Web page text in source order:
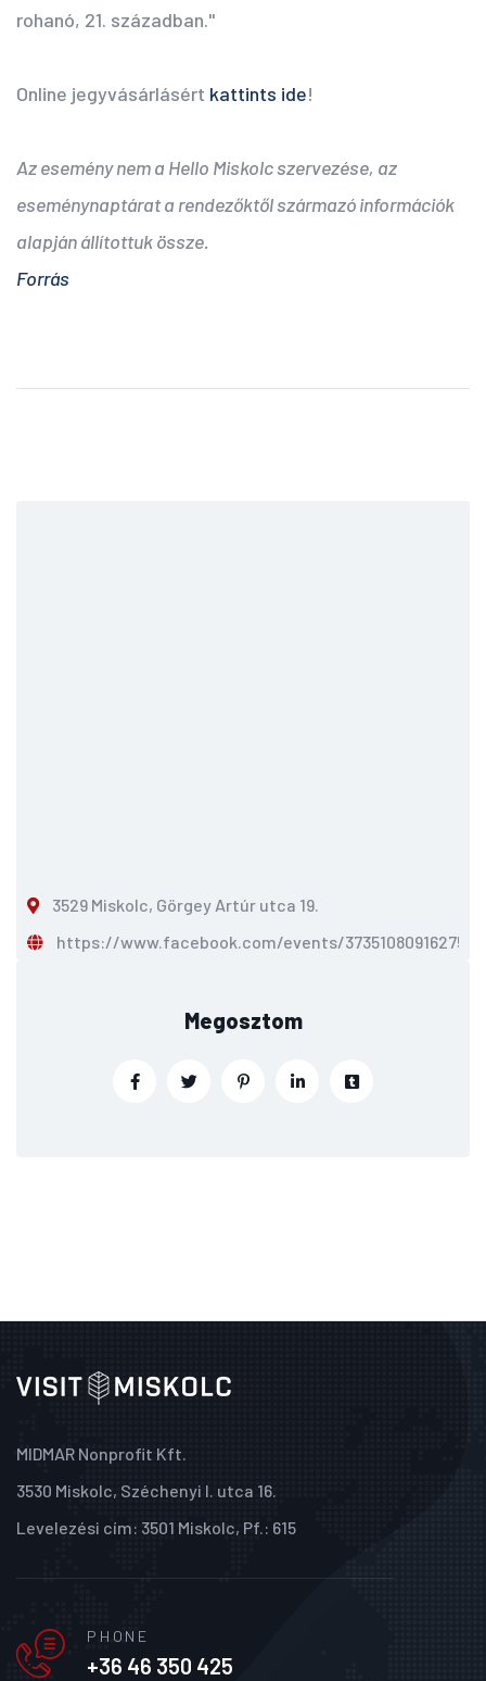
rohanó, 21. században."
Online jegyvásárlásért kattints ide!
Az esemény nem a Hello Miskolc szervezése, az
eseménynaptárat a rendezőktől származó információk
alapján állítottuk össze.
Forrás
3529 Miskolc, Görgey Artúr utca 19.
https://www.facebook.com/events/373510809162755
Megosztom
MIDMAR Nonprofit Kft.
3530 Miskolc, Széchenyi I. utca 16.
Levelezési cím: 3501 Miskolc, Pf.: 615
PHONE
+36 46 350 425